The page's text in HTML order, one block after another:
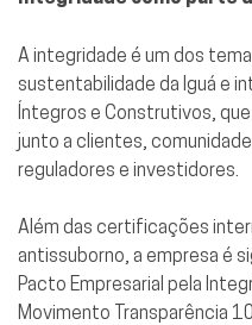
A integridade é um dos
sustentabilidade da Iguá e
Íntegros e Construtivos,
junto a clientes,
reguladores e investidores.
Além das certificações
antissuborno, a empresa é
Pacto Empresarial pela
Movimento Transparência